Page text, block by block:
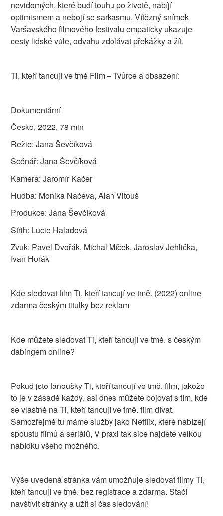
nevidomých, které budí touhu po životě, nabíjí
optimismem a nebojí se sarkasmu. Vítězný snímek
Varšavského filmového festivalu empaticky ukazuje
cesty lidské vůle, odvahu zdolávat překážky a žít.
Ti, kteří tancují ve tmě Film – Tvůrce a obsazení:
Dokumentární
Česko, 2022, 78 min
Režie: Jana Ševčíková
Scénář: Jana Ševčíková
Kamera: Jaromír Kačer
Hudba: Monika Načeva, Alan Vitouš
Produkce: Jana Ševčíková
Střih: Lucie Haladová
Zvuk: Pavel Dvořák, Michal Míček, Jaroslav Jehlička,
Ivan Horák
Kde sledovat film Ti, kteří tancují ve tmě. (2022) online
zdarma českým titulky bez reklam
Kde můžete sledovat Ti, kteří tancují ve tmě. s českým
dabingem online?
Pokud jste fanoušky Ti, kteří tancují ve tmě. film, jakože
to je v zásadě každý, asi dnes můžete bojovat s tím, kde
se vlastně na Ti, kteří tancují ve tmě. film dívat.
Samozřejmě tu máme služby jako Netflix, které nabízejí
spoustu filmů a seriálů, V praxi tak sice najdete velkou
nabídku všeho možného.
Výše uvedená stránka vám umožňuje sledovat filmy Ti,
kteří tancují ve tmě. bez registrace a zdarma. Stačí
navštívit stránky a užít si čas sledování!